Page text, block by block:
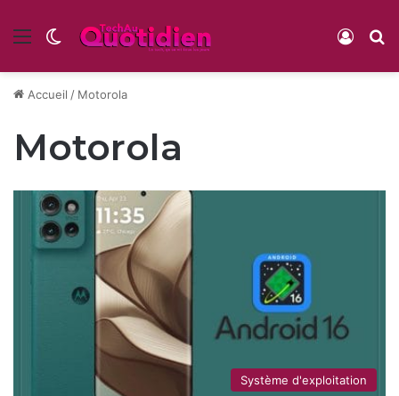
Menu Switch skin
Accueil / Motorola
Motorola
Système d'exploitation